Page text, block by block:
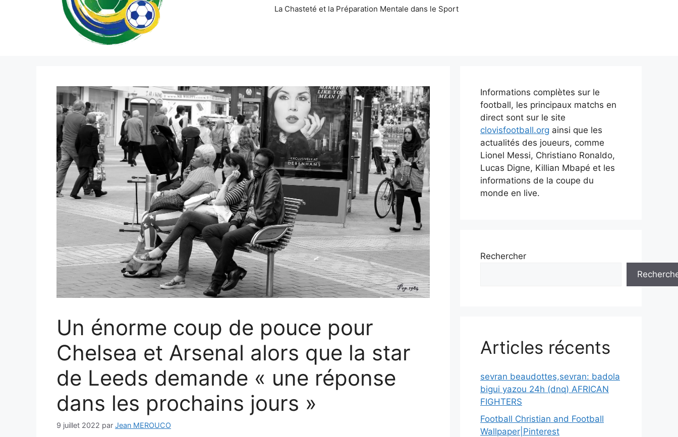
La Chasteté et la Préparation Mentale dans le Sport
Un énorme coup de pouce pour
Chelsea et Arsenal alors que la star
de Leeds demande « une réponse
dans les prochains jours »
9 juillet 2022 par Jean MEROUCO
Informations complètes sur le
football, les principaux matchs en
direct sont sur le site
clovisfootball.org ainsi que les
actualités des joueurs, comme
Lionel Messi, Christiano Ronaldo,
Lucas Digne, Killian Mbapé et les
informations de la coupe du
monde en live.
Rechercher
Articles récents
sevran beaudottes,sevran: badola
bigui yazou 24h (dnq) AFRICAN
FIGHTERS
Football Christian and Football
Wallpaper|Pinterest